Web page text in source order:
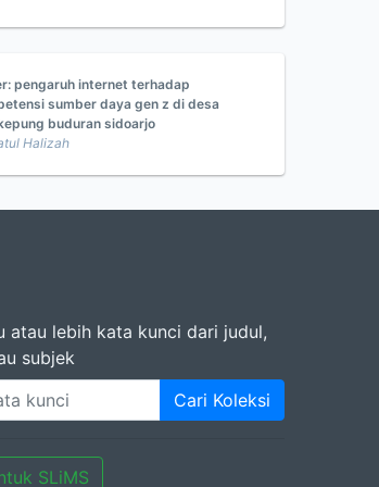
pengaruh internet terhadap
sumber daya gen z di desa
buduran sidoarjo
Halizah
atau lebih kata kunci dari judul,
subjek
Cari Koleksi
SLiMS